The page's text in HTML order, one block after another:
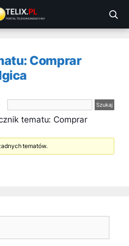
Comprar
tematu: Comprar
tematów.